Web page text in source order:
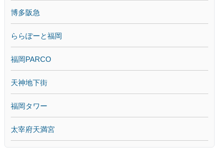
博多阪急
ららぽーと福岡
福岡PARCO
天神地下街
福岡タワー
太宰府天満宮